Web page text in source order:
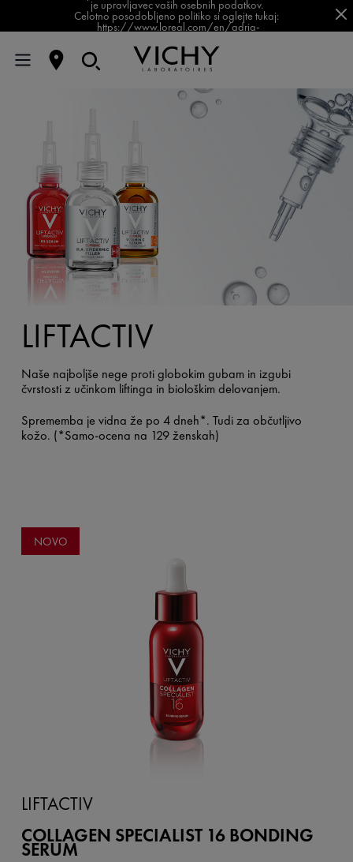
je upravljavec vaših osebnih podatkov.
Celotno posodobljeno politiko si oglejte tukaj:
https://www.loreal.com/en/adria-
LIFTACTIV
Naše najboljše nege proti globokim gubam in izgubi
čvrstosti z učinkom liftinga in biološkim delovanjem.
Sprememba je vidna že po 4 dneh*. Tudi za občutljivo
kožo. (*Samo-ocena na 129 ženskah)
NOVO
LIFTACTIV
COLLAGEN SPECIALIST 16 BONDING
SERUM